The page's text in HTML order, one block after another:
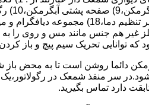
غیر هم جنس مانند مس و روی را
دائما روشن است تا به محض باز
سر منفذ شمعک در رگولاتور،یک
دارد تماس بگیرید.